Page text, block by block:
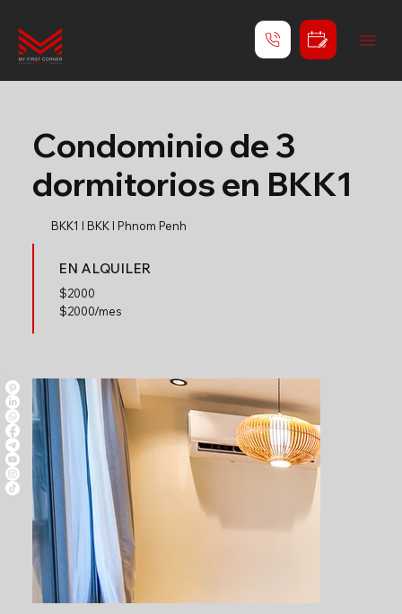
Condominio de 3
dormitorios en BKK1
BKK1 l BKK l Phnom Penh
EN ALQUILER
$2000
$2000/mes